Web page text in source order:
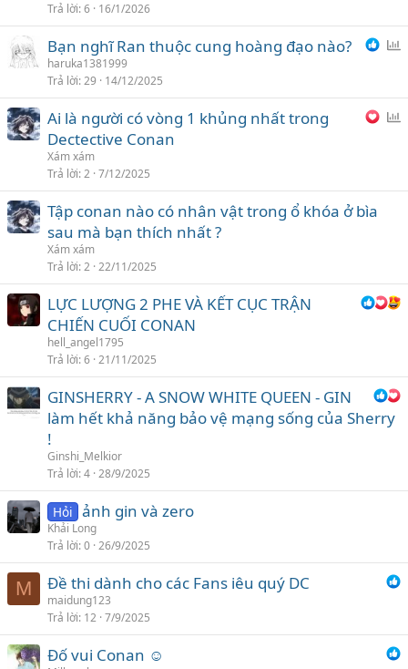
Trả lời 6 16/1/2026
h
c
Bạn nghĩ Ran thuộc cung hoàng đạo nào?
haruka1381999
Trả lời 29 14/12/2025
c
Ai là người có vòng 1 khủng nhất trong
Dectective Conan
Xám xám
Trả lời 2 7/12/2025
Tập conan nào có nhân vật trong ổ khóa ở bìa
sau mà bạn thích nhất ?
Xám xám
Trả lời 2 22/11/2025
LỰC LƯỢNG 2 PHE VÀ KẾT CỤC TRẬN
CHIẾN CUỐI CONAN
hell_angel1795
Trả lời 6 21/11/2025
GINSHERRY - A SNOW WHITE QUEEN - GIN
làm hết khả năng bảo vệ mạng sống của Sherry
!
Ginshi_Melkior
Trả lời 4 28/9/2025
Hỏi ảnh gin và zero
Khải Long
Trả lời 0 26/9/2025
M Đề thi dành cho các Fans iêu quý DC
maidung123
Trả lời 12 7/9/2025
Đố vui Conan ☺